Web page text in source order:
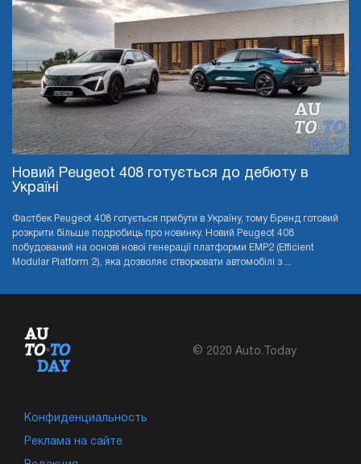
Новий Peugeot 408 готується до дебюту в
Україні
Фастбек Peugeot 408 готується прибути в Україну, тому Бренд готовий
розкрити більше подробиць про новинку. Новий Peugeot 408
побудований на основі нової генерації платформи EMP2 (Efficient
Modular Platform 2), яка дозволяє створювати автомобілі з ...
© 2020 Auto.Today
Конфиденциальность
Реклама на сайте